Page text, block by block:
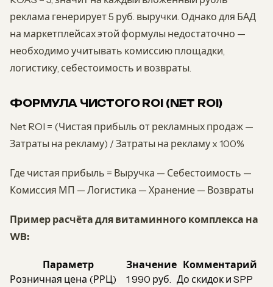
реклама генерирует 5 руб. выручки. Однако для БАД
на маркетплейсах этой формулы недостаточно —
необходимо учитывать комиссию площадки,
логистику, себестоимость и возвраты.
ФОРМУЛА ЧИСТОГО ROI (NET ROI)
Net ROI = (Чистая прибыль от рекламных продаж —
Затраты на рекламу) / Затраты на рекламу x 100%
Где чистая прибыль = Выручка — Себестоимость —
Комиссия МП — Логистика — Хранение — Возвраты
Пример расчёта для витаминного комплекса на
WB:
Параметр Значение Комментарий
Розничная цена (РРЦ)
1 990 руб. До скидок и SPP